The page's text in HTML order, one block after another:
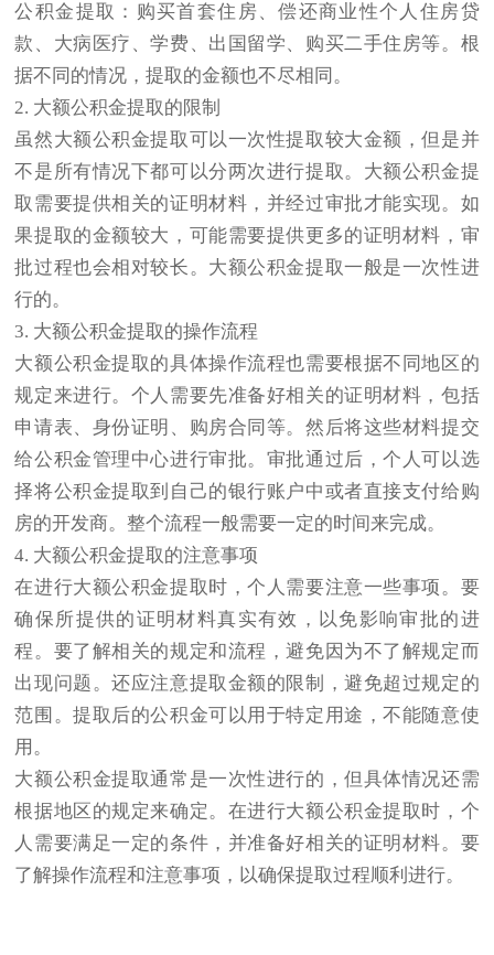
公积金提取：购买首套住房、偿还商业性个人住房贷
款、大病医疗、学费、出国留学、购买二手住房等。根
据不同的情况，提取的金额也不尽相同。
2. 大额公积金提取的限制
虽然大额公积金提取可以一次性提取较大金额，但是并
不是所有情况下都可以分两次进行提取。大额公积金提
取需要提供相关的证明材料，并经过审批才能实现。如
果提取的金额较大，可能需要提供更多的证明材料，审
批过程也会相对较长。大额公积金提取一般是一次性进
行的。
3. 大额公积金提取的操作流程
大额公积金提取的具体操作流程也需要根据不同地区的
规定来进行。个人需要先准备好相关的证明材料，包括
申请表、身份证明、购房合同等。然后将这些材料提交
给公积金管理中心进行审批。审批通过后，个人可以选
择将公积金提取到自己的银行账户中或者直接支付给购
房的开发商。整个流程一般需要一定的时间来完成。
4. 大额公积金提取的注意事项
在进行大额公积金提取时，个人需要注意一些事项。要
确保所提供的证明材料真实有效，以免影响审批的进
程。要了解相关的规定和流程，避免因为不了解规定而
出现问题。还应注意提取金额的限制，避免超过规定的
范围。提取后的公积金可以用于特定用途，不能随意使
用。
大额公积金提取通常是一次性进行的，但具体情况还需
根据地区的规定来确定。在进行大额公积金提取时，个
人需要满足一定的条件，并准备好相关的证明材料。要
了解操作流程和注意事项，以确保提取过程顺利进行。